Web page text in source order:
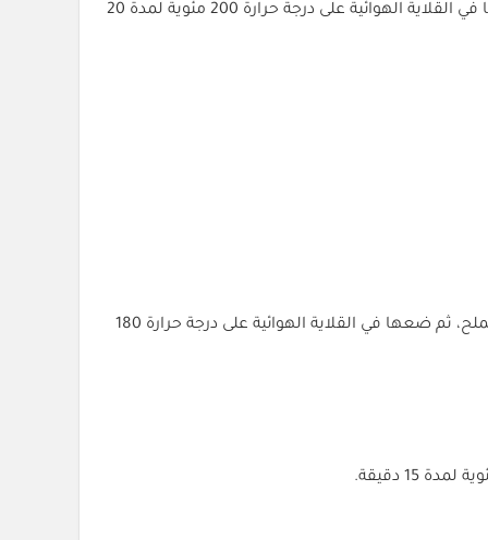
لتحضير دجاج مقرمش وصحي، قم بتتبيل قطع الدجاج بالبهارات المفضلة لديك، ثم غطها بطبقة خفيفة من البقسماط. ضعها في القلاية الهوائية على درجة حرارة 200 مئوية لمدة 20
يمكنك تحضير الخضار المشوي باستخدام القلاية الهوائية. فقط قم بتقطيع الخضار إلى قطع صغيرة، ورشها ببعض الزيت والملح، ثم ضعها في القلاية الهوائية على درجة حرارة 180